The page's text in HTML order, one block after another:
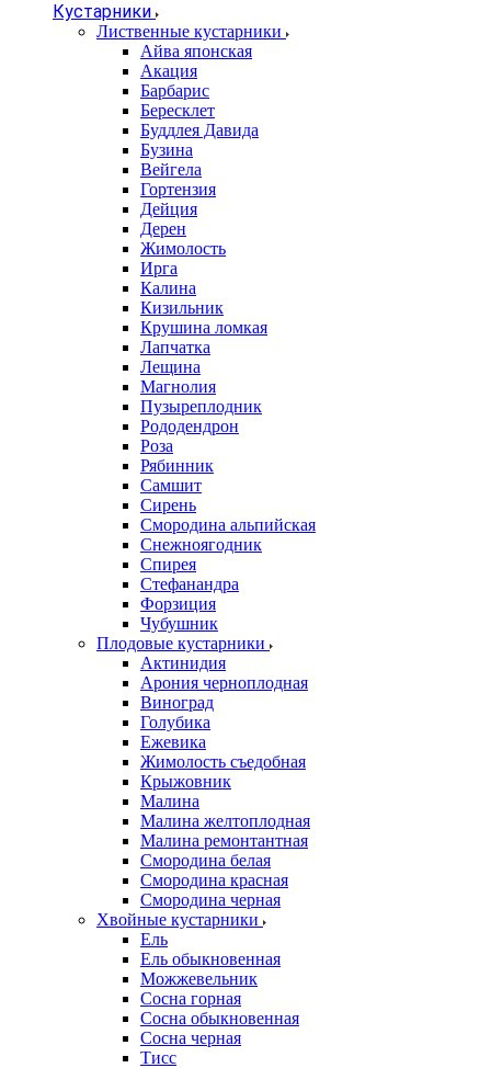
Кустарники
Лиственные кустарники
Айва японская
Акация
Барбарис
Бересклет
Буддлея Давида
Бузина
Вейгела
Гортензия
Дейция
Дерен
Жимолость
Ирга
Калина
Кизильник
Крушина ломкая
Лапчатка
Лещина
Магнолия
Пузыреплодник
Рододендрон
Роза
Рябинник
Самшит
Сирень
Смородина альпийская
Снежноягодник
Спирея
Стефанандра
Форзиция
Чубушник
Плодовые кустарники
Актинидия
Арония черноплодная
Виноград
Голубика
Ежевика
Жимолость съедобная
Крыжовник
Малина
Малина желтоплодная
Малина ремонтантная
Смородина белая
Смородина красная
Смородина черная
Хвойные кустарники
Ель
Ель обыкновенная
Можжевельник
Сосна горная
Сосна обыкновенная
Сосна черная
Тисс